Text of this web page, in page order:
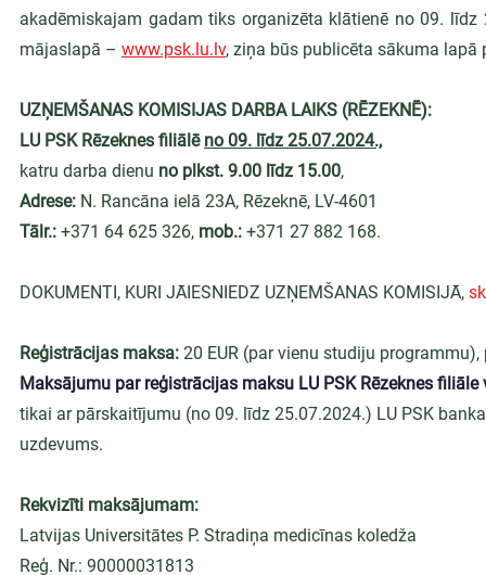
akadēmiskajam gadam tiks organizēta klātienē no 09.
mājaslapā – www.psk.lu.lv, ziņa būs publicēta sākuma lapā
UZŅEMŠANAS KOMISIJAS DARBA LAIKS (RĒZEKNĒ):
LU PSK Rēzeknes filiālē no 09. līdz 25.07.2024.,
katru darba dienu no plkst. 9.00 līdz 15.00,
Adrese: N. Rancāna ielā 23A, Rēzeknē, LV-4601
Tālr.: +371 64 625 326, mob.: +371 27 882 168.
DOKUMENTI, KURI JĀIESNIEDZ UZŅEMŠANAS KOMISIJĀ,
Reģistrācijas maksa: 20 EUR (par vienu studiju
Maksājumu par reģistrācijas maksu LU PSK Rēzeknes filiāle
tikai ar pārskaitījumu (no 09. līdz 25.07.2024.) LU PSK
uzdevums.
Rekvizīti maksājumam:
Latvijas Universitātes P. Stradiņa medicīnas koledža
Reģ. Nr.: 90000031813